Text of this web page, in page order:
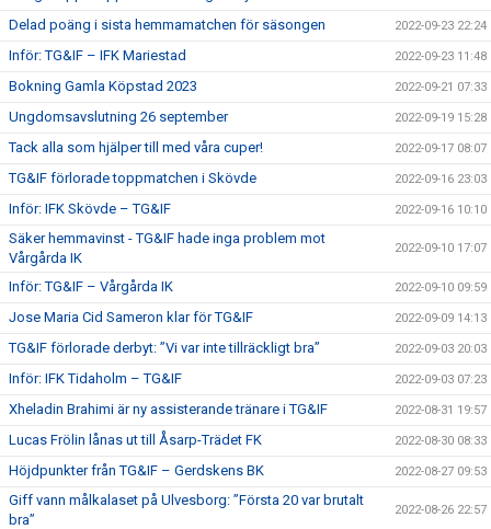
Delad poäng i sista hemmamatchen för säsongen 2022-09-23 22:24
Inför: TG&IF – IFK Mariestad 2022-09-23 11:48
Bokning Gamla Köpstad 2023 2022-09-21 07:33
Ungdomsavslutning 26 september 2022-09-19 15:28
Tack alla som hjälper till med våra cuper! 2022-09-17 08:07
TG&IF förlorade toppmatchen i Skövde 2022-09-16 23:03
Inför: IFK Skövde – TG&IF 2022-09-16 10:10
Säker hemmavinst - TG&IF hade inga problem mot
Vårgårda IK
2022-09-10 17:07
Inför: TG&IF – Vårgårda IK 2022-09-10 09:59
Jose Maria Cid Sameron klar för TG&IF 2022-09-09 14:13
TG&IF förlorade derbyt: ”Vi var inte tillräckligt bra” 2022-09-03 20:03
Inför: IFK Tidaholm – TG&IF 2022-09-03 07:23
Xheladin Brahimi är ny assisterande tränare i TG&IF 2022-08-31 19:57
Lucas Frölin lånas ut till Åsarp-Trädet FK 2022-08-30 08:33
Höjdpunkter från TG&IF – Gerdskens BK 2022-08-27 09:53
Giff vann målkalaset på Ulvesborg: ”Första 20 var brutalt
bra”
2022-08-26 22:57